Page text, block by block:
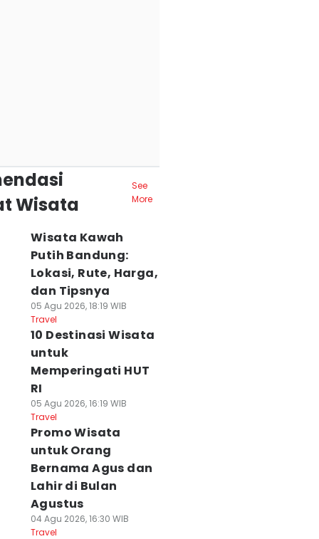
Wisata
See
More
Wisata Kawah
Putih Bandung:
Lokasi, Rute, Harga,
dan Tipsnya
05 Agu 2026, 18:19 WIB
Travel
10 Destinasi Wisata
untuk
Memperingati HUT
RI
05 Agu 2026, 16:19 WIB
Travel
Promo Wisata
untuk Orang
Bernama Agus dan
Lahir di Bulan
Agustus
04 Agu 2026, 16:30 WIB
Travel